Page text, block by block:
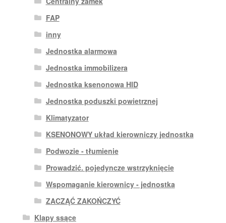
FAP
inny
Jednostka alarmowa
Jednostka immobilizera
Jednostka ksenonowa HID
Jednostka poduszki powietrznej
Klimatyzator
KSENONOWY układ kierowniczy jednostka
Podwozie - tłumienie
Prowadzić. pojedyncze wstrzyknięcie
Wspomaganie kierownicy - jednostka
ZACZĄĆ ZAKOŃCZYĆ
Klapy ssące